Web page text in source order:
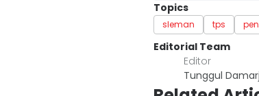
Topics
sleman tps
Editorial Team
Editor
Tunggul